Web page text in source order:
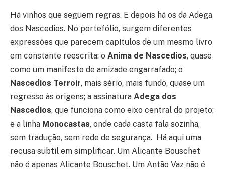
Há vinhos que seguem regras. E depois há os da Adega
dos Nascedios. No portefólio, surgem diferentes
expressões que parecem capítulos de um mesmo livro
em constante reescrita: o Anima de Nascedios, quase
como um manifesto de amizade engarrafado; o
Nascedios Terroir, mais sério, mais fundo, quase um
regresso às origens; a assinatura Adega dos
Nascedios, que funciona como eixo central do projeto;
e a linha Monocastas, onde cada casta fala sozinha,
sem tradução, sem rede de segurança. Há aqui uma
recusa subtil em simplificar. Um Alicante Bouschet
não é apenas Alicante Bouschet. Um Antão Vaz não é